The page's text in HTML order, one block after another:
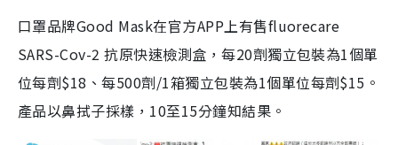
口罩品牌Good Mask在官方APP上有售fluorecare
SARS-Cov-2 抗原快速檢測盒，每20劑獨立包裝為1個單
位每劑$18、每500劑/1箱獨立包裝為1個單位每劑$15。
產品以鼻拭子採樣，10至15分鐘知結果。